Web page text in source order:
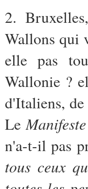
2.
Wallons qui
elle pas
Wallonie ?
d'Italiens,
Le
n'a-t-il pas
tous ceux